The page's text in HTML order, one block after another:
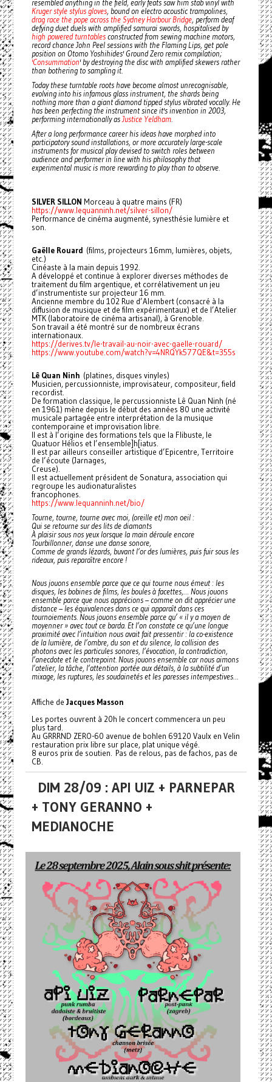
resembled anything in the field, early feats saw him stab vinyl with
Kruger style stylus gloves, bound on electro acoustic trampolines,
drag race the pope across the Sydney Harbour Bridge, perform deaf
defying duet duels with amplified samurai swords, hospitalised by
high powered turntablesconstructed from sewing machine motors,
record chance John Peel sessions with the Flaming Lips, get pole
position on Otomo Yoshihides' Ground Zero remix compilation;
'Consummation' by destroying the disc with amplified skewers rather
than bothering to sampling it.
Today these turntable roots have become almost unrecognisable,
evolving into his infamous glass instrument, the shards being
nothing more than a giant diamond tipped stylus vibrated vocally. He
has been perfecting the instrument since it's invention in 2003,
performing internationally as Justice Yeldham.
After a long performance career his ideas have morphed into
participatory sound installations, or more accurately large-scale
instruments for musical play devised to switch roles between
audience and performer in line with his philosophy that
experimental music is more rewarding to play than to observe.
SILVER SILLON Morceau à quatre mains (FR)
https://www.lequanninh.net/silver-sillon/
Performance de cinéma augmenté, synesthésie lumière et
son.
Gaëlle Rouard (films, projecteurs 16mm, lumières, objets,
etc.)
Cinéaste à la main depuis 1992.
A développé et continue à explorer diverses méthodes de
traitement du film argentique, et corrélativement un jeu
d’instrumentiste sur projecteur 16 mm.
Ancienne membre du 102 Rue d’Alembert (consacré à la
diffusion de musique et de film expérimentaux) et de l’Atelier
MTK (laboratoire de cinéma artisanal), à Grenoble.
Son travail a été montré sur de nombreux écrans
internationaux.
https://derives.tv/le-travail-au-noir-avec-gaelle-rouard/
https://www.youtube.com/watch?v=4NRQYk577QE&t=355s
Lê Quan Ninh (platines, disques vinyles)
Musicien, percussionniste, improvisateur, compositeur, field
recordist.
De formation classique, le percussionniste Lê Quan Ninh (né
en 1961) mène depuis le début des années 80 une activité
musicale partagée entre interprétation de la musique
contemporaine et improvisation libre.
Il est à l’origine des formations tels que la Flibuste, le
Quatuor Hélios et l’ensemble]h[iatus.
Il est par ailleurs conseiller artistique d’Epicentre, Territoire
de l’écoute (Jarnages,
Creuse).
Il est actuellement président de Sonatura, association qui
regroupe les audionaturalistes
francophones.
https://www.lequanninh.net/bio/
Tourne, tourne, tourne avec moi, (oreille et) mon oeil :
Qui se retourne sur des lits de diamants
À plaisir sous nos yeux lorsque la main déroule encore
Tourbillonner, danse une danse sonore,
Comme de grands lézards, buvant l’or des lumières, puis fuir sous les
rideaux, puis reparaître encore !
Nous jouons ensemble parce que ce qui tourne nous émeut : les
disques, les bobines de films, les boules à facettes,… Nous jouons
ensemble parce que nous apprécions – comme on dit apprécier une
distance – les équivalences dans ce qui apparaît dans ces
tournoiements. Nous jouons ensemble parce qu’ « il y a moyen de
moyenner » avec tout ce barda. Et l’on constate ce qu’une longue
proximité avec l’intuition nous avait fait pressentir : la co-existence
de la lumière, de l’ombre, du son et du silence, la collision des
photons avec les particules sonores, l’évocation, la contradiction,
l’anecdote et le contrepoint. Nous jouons ensemble car nous aimons
l’atelier, la tâche, l’attention portée aux détails, à la subtilité d’un
mixage, les ruptures, les soudainetés et les paresses intempestives…
Affiche de Jacques Masson
Les portes ouvrent à 20h le concert commencera un peu
plus tard.
Au GRRRND ZERO-60 avenue de bohlen 69120 Vaulx en Velin
restauration prix libre sur place, plat unique végé.
8 euros prix de soutien. Pas de relous, pas de fachos, pas de
CB.
DIM 28/09 : API UIZ + PARNEPAR
+ TONY GERANNO +
MEDIANOCHE